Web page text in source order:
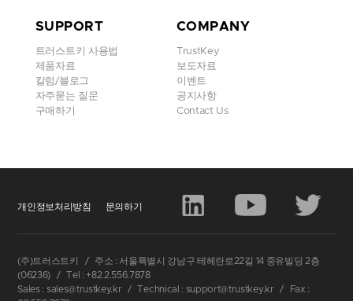
백도어 악성파일을 탐지했음에도 이를 외부에 감
추려 했으며, 언론에는 거짓 해명을 내놓았다고 전
했다. 벌써 8개월 전 범행 주체와 공격 방식, 피해
규모를 파악하고도 "북한 라자루스로 단정할 수 없
법원행정처는 보안 점검을 거쳐 해킹 피해 사실을
상세히 보고받은 지난 4월에야 기존 비밀번호를 일
괄 변경하고, 계정 비밀번호의 최대 사용 기간을 설
이러한 상황에서 5일부터 이틀 동안 조희대 대법원
장 후보자 인사청문회가 열리면서, 해당 해킹 사태
SUPPORT
트러스트키 사용법
제품자료
칼럼/블로그
자주묻는 질문
구매하기
COMPANY
TrustKey
보도자료
이벤트
공지사항
Contact Us
개인정보처리방침 문의하기
(주)트러스트키 /
주소 : 서울특별시 강남구 테헤란로22길 14 중유빌딩 2층
(06236)
/
Tel : +82.2.556.7878
Sales : sales@trustkey.kr
/ Technical : support@trustkey.kr /
Fax :